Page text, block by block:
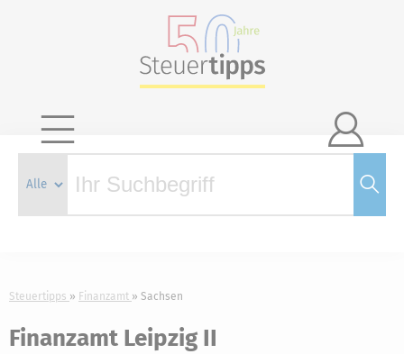

Steuertipps Finanzamt Sachsen
Finanzamt Leipzig II